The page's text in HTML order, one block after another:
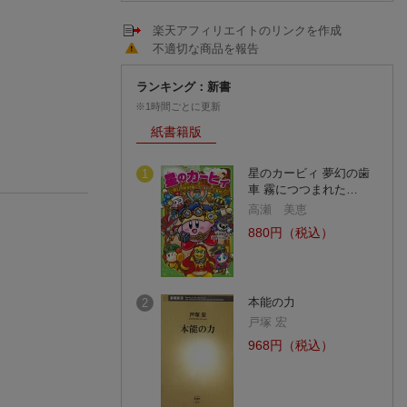
楽天アフィリエイトのリンクを作成
不適切な商品を報告
ランキング：新書
※1時間ごとに更新
紙書籍版
1
星のカービィ 夢幻の歯
車 霧につつまれた…
高瀬 美恵
880円（税込）
2
本能の力
戸塚 宏
968円（税込）